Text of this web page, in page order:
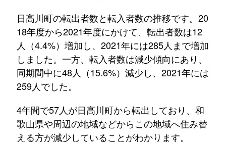
日高川町の転出者数と転入者数の推移です。20
18年度から2021年度にかけて、転出者数は12
人（4.4%）増加し、2021年には285人まで増加
しました。一方、転入者数は減少傾向にあり、
同期間中に48人（15.6%）減少し、2021年には
259人でした。
4年間で57人が日高川町から転出しており、和
歌山県や周辺の地域などからこの地域へ住み替
える方が減少していることがわかります。